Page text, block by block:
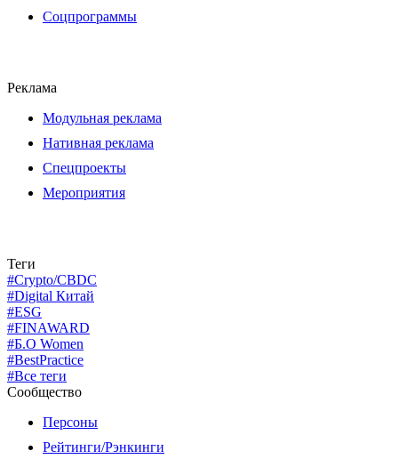
Соцпрограммы
Реклама
Модульная реклама
Нативная реклама
Спецпроекты
Мероприятия
Теги
#Crypto/CBDC
#Digital Китай
#ESG
#FINAWARD
#Б.О Women
#BestPractice
#Все теги
Сообщество
Персоны
Рейтинги/Рэнкинги